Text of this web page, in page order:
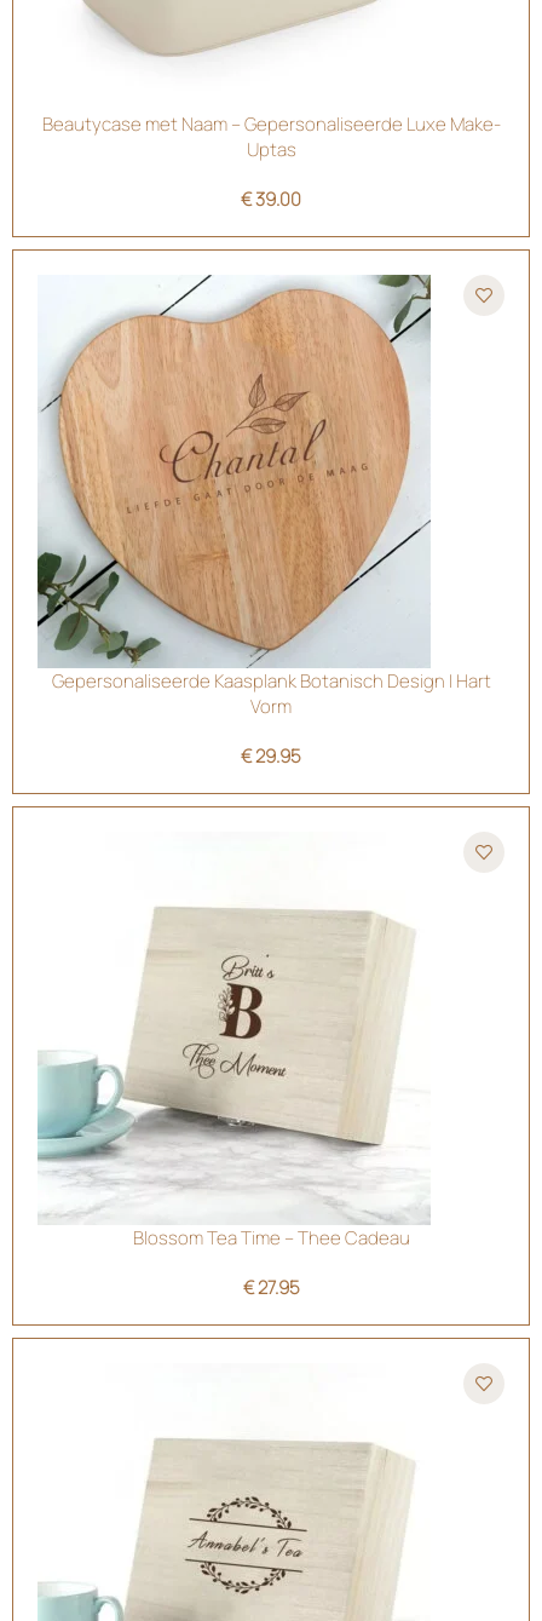
Beautycase met Naam – Gepersonaliseerde Luxe Make-
Uptas
€39.00
Gepersonaliseerde Kaasplank Botanisch Design | Hart
Vorm
€29.95
Blossom Tea Time – Thee Cadeau
€27.95